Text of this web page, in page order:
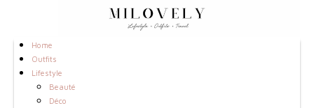
Home
Outfits
Lifestyle
Beauté
Déco